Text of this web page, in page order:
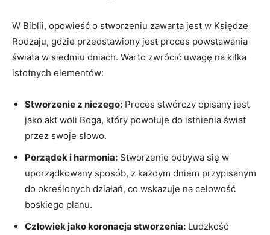
W Biblii, opowieść o stworzeniu zawarta jest w Księdze
Rodzaju, gdzie przedstawiony jest proces powstawania
świata w siedmiu dniach. Warto zwrócić uwagę na kilka
istotnych elementów:
Stworzenie z niczego: Proces stwórczy opisany jest
jako akt woli Boga, który powołuje do istnienia świat
przez swoje słowo.
Porządek i harmonia: Stworzenie odbywa się w
uporządkowany sposób, z każdym dniem przypisanym
do określonych działań, co wskazuje na celowość
boskiego planu.
Człowiek jako koronacja stworzenia: Ludzkość